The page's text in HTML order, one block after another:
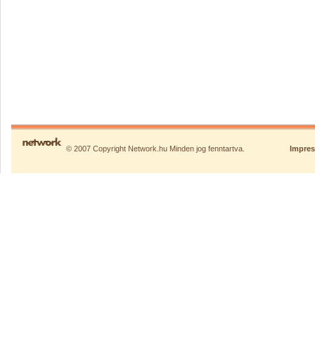
© 2007 Copyright Network.hu Minden jog fenntartva.